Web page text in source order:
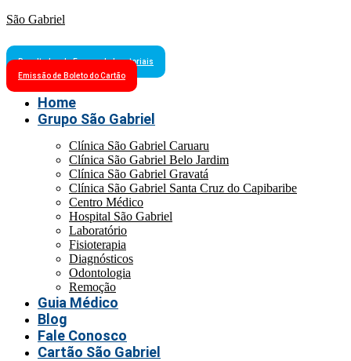
São Gabriel
Resultados de Exames Laboratoriais
Emissão de Boleto do Cartão
Home
Grupo São Gabriel
Clínica São Gabriel Caruaru
Clínica São Gabriel Belo Jardim
Clínica São Gabriel Gravatá
Clínica São Gabriel Santa Cruz do Capibaribe
Centro Médico
Hospital São Gabriel
Laboratório
Fisioterapia
Diagnósticos
Odontologia
Remoção
Guia Médico
Blog
Fale Conosco
Cartão São Gabriel